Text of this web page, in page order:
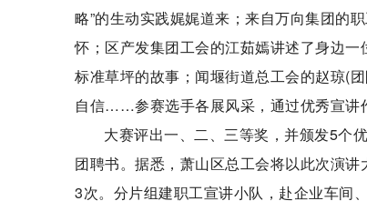
略”的生动实践娓娓道来；来自万向集团的
怀；区产发集团工会的江茹嫣讲述了身边
标准草坪的故事；闻堰街道总工会的赵琼(
自信……参赛选手各展风采，通过优秀宣讲
大赛评出一、二、三等奖，并颁发5个
团聘书。据悉，萧山区总工会将以此次演
3次。分片组建职工宣讲小队，赴企业车间